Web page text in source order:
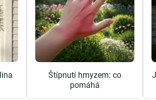
Štípnutí hmyzem: co
pomáhá